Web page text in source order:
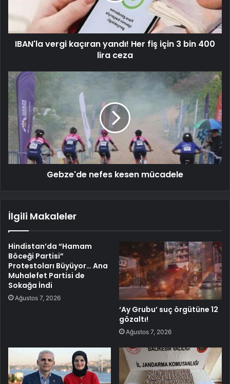
IBAN'la vergi kaçıran yandı! Her fiş için 3 bin 400
lira ceza
Gebze'de nefes kesen mücadele
İlgili Makaleler
Hindistan’da “Hamam
Böceği Partisi”
Protestoları Büyüyor… Ana
Muhalefet Partisi de
Sokağa İndi
Ağustos 7, 2026
‘Ay Grubu’ suç örgütüne 12
gözaltı!
Ağustos 7, 2026